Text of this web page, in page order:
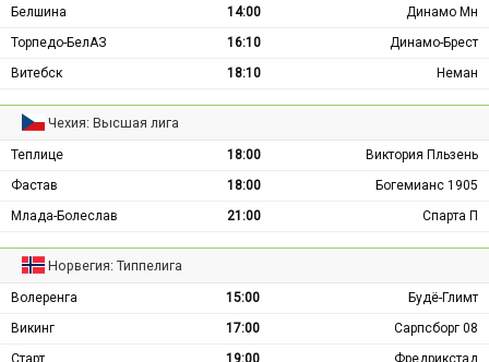
Белшина 14:00
Динамо Мн
Торпедо-БелАЗ
16:10
Динамо-Брест
Витебск
18:10 Неман
Чехия: Высшая лига
Теплице 18:00
Виктория Пльзень
Фастав
18:00
Богемианс 1905
Млада-Болеслав
21:00 Спарта П
Норвегия: Типпелига
Волеренга 15:00
Будё-Глимт
Викинг
17:00
Сарпсборг 08
Старт
19:00 Фредрикстад